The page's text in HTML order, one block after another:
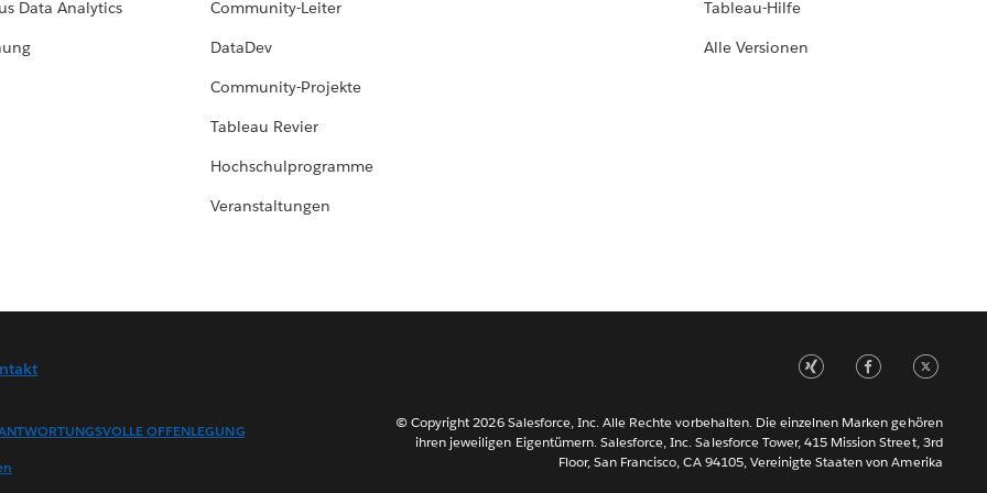
Data Analytics
Community-Leiter
DataDev
Community-Projekte
Tableau Revier
Hochschulprogramme
Veranstaltungen
Tableau-Hilfe
Alle Versionen
OFFENLEGUNG
© Copyright 2026 Salesforce, Inc. Alle Rechte vorbehalten. Die einzelnen Marken gehören
ihren jeweiligen Eigentümern. Salesforce, Inc. Salesforce Tower, 415 Mission Street, 3rd
Floor, San Francisco, CA 94105, Vereinigte Staaten von Amerika